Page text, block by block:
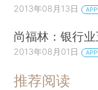
2013年08月13日
尚福林：银行
2013年08月01日
推荐阅读